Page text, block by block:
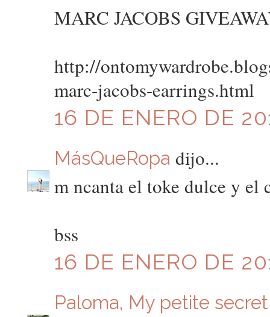
MARC JACOBS
http://
marc-jacobs-earrings.html
16 DE ENERO DE
MásQueRopa dijo...
m ncanta el toke dulce y el
bss
16 DE ENERO DE
Paloma, My petite secret